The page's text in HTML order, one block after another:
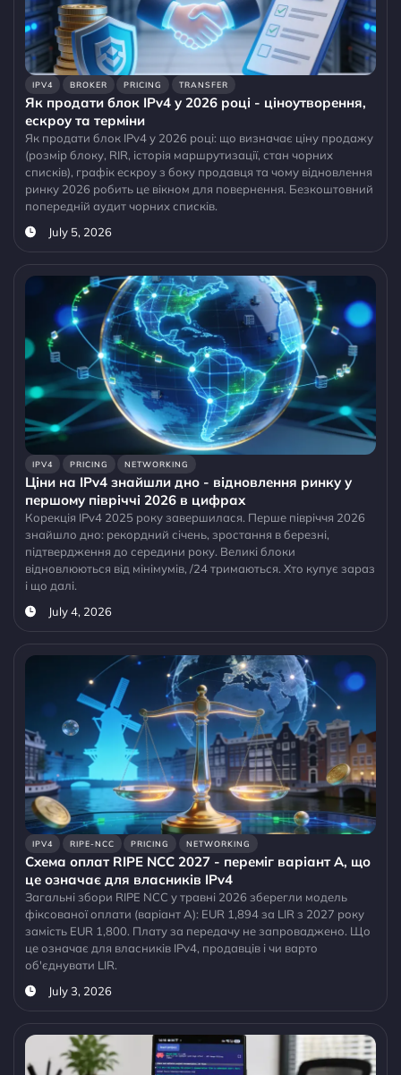
IPV4 BROKER PRICING TRANSFER
Як продати блок IPv4 у 2026 році - ціноутворення,
ескроу та терміни
Як продати блок IPv4 у 2026 році: що визначає ціну продажу
(розмір блоку, RIR, історія маршрутизації, стан чорних
списків), графік ескроу з боку продавця та чому відновлення
ринку 2026 робить це вікном для повернення. Безкоштовний
попередній аудит чорних списків.
July 5, 2026
IPV4 PRICING NETWORKING
Ціни на IPv4 знайшли дно - відновлення ринку у
першому півріччі 2026 в цифрах
Корекція IPv4 2025 року завершилася. Перше півріччя 2026
знайшло дно: рекордний січень, зростання в березні,
підтвердження до середини року. Великі блоки
відновлюються від мінімумів, /24 тримаються. Хто купує зараз
і що далі.
July 4, 2026
IPV4 RIPE-NCC PRICING NETWORKING
Схема оплат RIPE NCC 2027 - переміг варіант A, що
це означає для власників IPv4
Загальні збори RIPE NCC у травні 2026 зберегли модель
фіксованої оплати (варіант A): EUR 1,894 за LIR з 2027 року
замість EUR 1,800. Плату за передачу не запроваджено. Що
це означає для власників IPv4, продавців і чи варто
об'єднувати LIR.
July 3, 2026